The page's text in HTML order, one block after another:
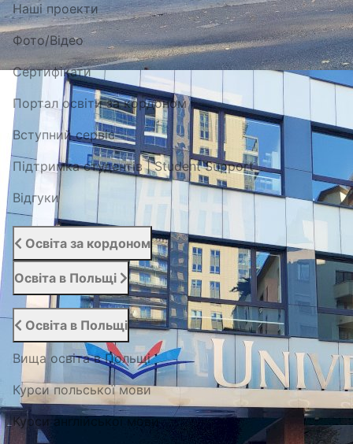
Наші проекти
Фото/Відео
Сертифікати
Портал освіти за кордоном
Вступний сервіс
Підтримка студентів | Student Support
Відгуки
Освіта за кордоном
Освіта в Польщі
Освіта в Польщі
Вища освіта в Польщі
Курси польської мови
Курси англійської мови